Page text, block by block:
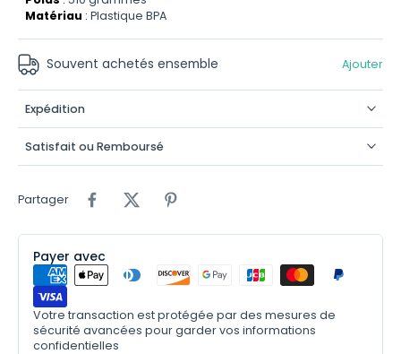
Matériau : Plastique BPA
Souvent achetés ensemble Ajouter
Expédition
Satisfait ou Remboursé
Partager
Payer avec
Votre transaction est protégée par des mesures de
sécurité avancées pour garder vos informations
confidentielles